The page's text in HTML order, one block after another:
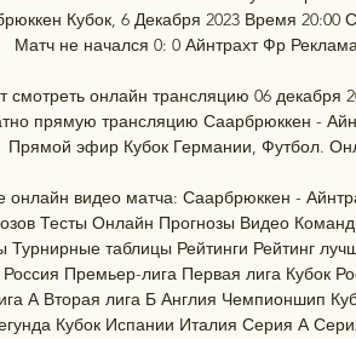
Кубок, 6 Декабря 2023 Время 20:00
Матч не начался 0: 0 Айнтрахт Фр
смотреть онлайн трансляцию 06 декабря
прямую трансляцию Саарбрюккен -
Прямой эфир Кубок Германии, Футбол.
онлайн видео матча: Саарбрюккен -
Тесты Онлайн Прогнозы Видео
Турнирные таблицы Рейтинги Рейтинг
Россия Премьер-лига Первая лига Кубок
А Вторая лига Б Англия Чемпионшип
Кубок Испании Италия Серия А